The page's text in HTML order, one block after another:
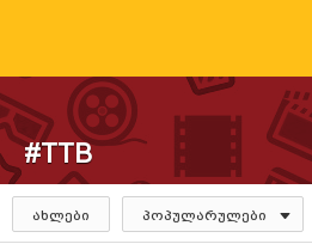
#TTB
ახლები პოპულარულები